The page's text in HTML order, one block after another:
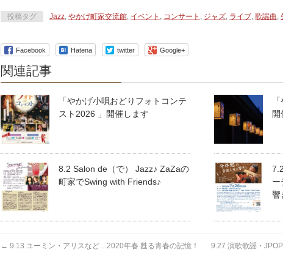
投稿タグ Jazz, やかげ町家交流館, イベント , コンサート , ジャズ, ライブ, 歌謡曲,
Facebook Hatena twitter Google+
関連記事
「やかげ小唄おどりフォトコンテ
スト2026 」開催します
開
8.2 Salon de（で） Jazz♪ ZaZaの
町家でSwing with Friends♪
ー
響
← 9.13 ユーミン・アリスなど…2020年春 甦る青春の記憶！
9.27 演歌歌謡・